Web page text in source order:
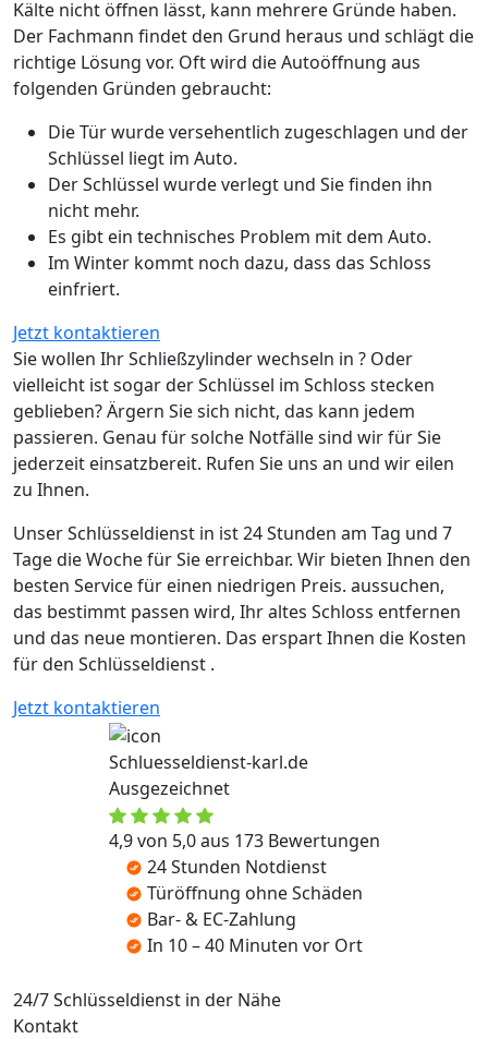
Kälte nicht öffnen lässt, kann mehrere Gründe haben.
Der Fachmann findet den Grund heraus und schlägt die
richtige Lösung vor. Oft wird die Autoöffnung aus
folgenden Gründen gebraucht:
Die Tür wurde versehentlich zugeschlagen und der
Schlüssel liegt im Auto.
Der Schlüssel wurde verlegt und Sie finden ihn
nicht mehr.
Es gibt ein technisches Problem mit dem Auto.
Im Winter kommt noch dazu, dass das Schloss
einfriert.
Jetzt kontaktieren
Sie wollen Ihr Schließzylinder wechseln in ? Oder
vielleicht ist sogar der Schlüssel im Schloss stecken
geblieben? Ärgern Sie sich nicht, das kann jedem
passieren. Genau für solche Notfälle sind wir für Sie
jederzeit einsatzbereit. Rufen Sie uns an und wir eilen
zu Ihnen.
Unser Schlüsseldienst in ist 24 Stunden am Tag und 7
Tage die Woche für Sie erreichbar. Wir bieten Ihnen den
besten Service für einen niedrigen Preis. aussuchen,
das bestimmt passen wird, Ihr altes Schloss entfernen
und das neue montieren. Das erspart Ihnen die Kosten
für den Schlüsseldienst .
Jetzt kontaktieren
Schluesseldienst-karl.de
Ausgezeichnet
4,9 von 5,0 aus 173 Bewertungen
24 Stunden Notdienst
Türöffnung ohne Schäden
Bar- & EC-Zahlung
In 10 – 40 Minuten vor Ort
24/7 Schlüsseldienst in der Nähe
Kontakt